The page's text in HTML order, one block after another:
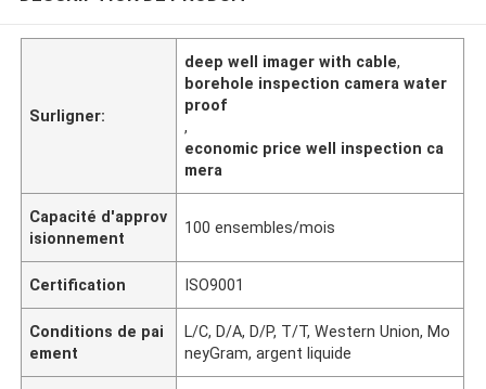
Surligner:
deep well imager with cable,
borehole inspection camera water
proof
,
economic price well inspection ca
mera
Capacité d'approv
isionnement
100 ensembles/mois
Certification ISO9001
Conditions de pai
ement
L/C, D/A, D/P, T/T, Western Union, Mo
neyGram, argent liquide